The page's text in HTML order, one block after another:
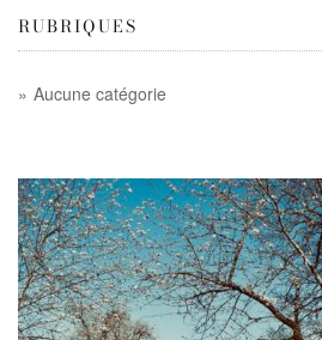
RUBRIQUES
Aucune catégorie